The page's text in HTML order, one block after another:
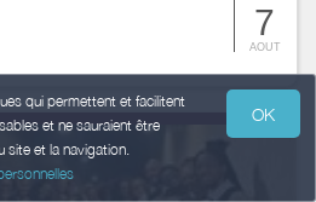
qui permettent et facilitent
et ne sauraient être
site et la navigation.
OK
7
AOUT